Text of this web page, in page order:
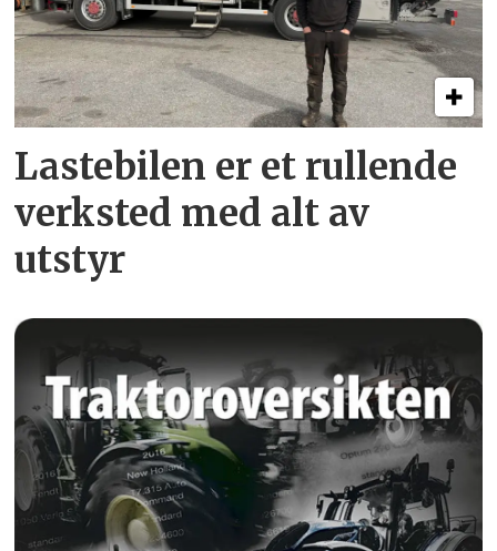
Lastebilen er et rullende
verksted med alt av
utstyr